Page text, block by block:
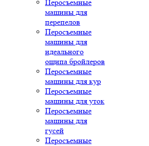
Перосъемные
машины для
перепелов
Перосъемные
машины для
идеального
ощипа бройлеров
Перосъемные
машины для кур
Перосъемные
машины для уток
Перосъемные
машины для
гусей
Перосъемные